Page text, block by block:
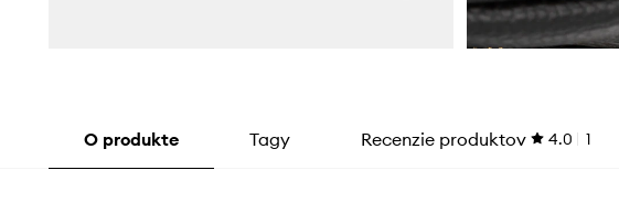
O produkte Tagy Recenzie produktov 4.0 1